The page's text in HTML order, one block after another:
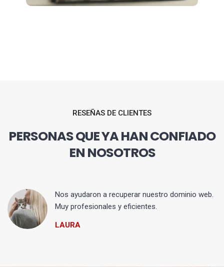
RESEÑAS DE CLIENTES
PERSONAS QUE YA HAN CONFIADO
EN NOSOTROS
Nos ayudaron a recuperar nuestro dominio web.
Muy profesionales y eficientes.
LAURA